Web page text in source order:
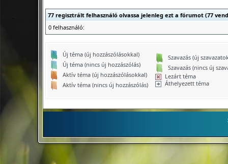
77 regisztrált felhasználó olvassa jelenleg ezt a fórumot (77
0 felhasználó:
Új téma (új hozzászólásokkal)
Új téma (nincs új hozzászólás)
Aktív téma (új hozzászólásokkal)
Aktív téma (nincs új hozzászólás)
Szavazás (új
Szavazás (nincs új
Lezárt téma
Áthelyezett téma